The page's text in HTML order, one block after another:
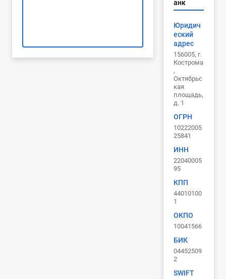
анк
Юридич
еский
адрес
156005, г.
Кострома
,
Октябрьс
кая
площадь,
д. 1
ОГРН
10222005
25841
ИНН
22040005
95
КПП
44010100
1
ОКПО
10041566
БИК
04452509
2
SWIFT